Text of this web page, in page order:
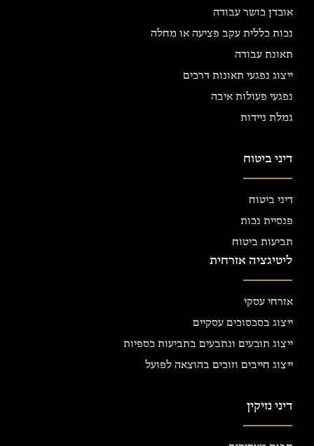
אובדן כושר עבודה
נכות כללית עקב פציעה או מחלה
תאונת עבודה
ייצוג נפגעי תאונות דרכים
נפגעי פעולות איבה
גמלת ניידות
דיני ביטוח
דיני ביטוח
פנסיית נכות
תביעות ביטוח
ליטיגציה אזרחית
אזרחי עסקי
ייצוג בסכסוכים עסקיים
ייצוג תובעים ונתבעים בתביעות כספיות
ייצוג חייבים וזוכים בהוצאה לפועל
דיני נזיקין